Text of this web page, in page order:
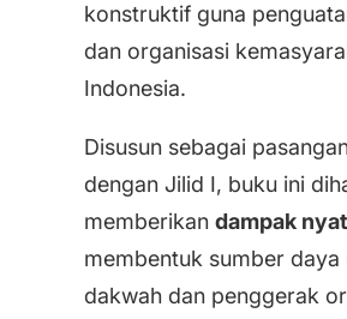
konstruktif guna
dan organisasi
Indonesia.
Disusun sebagai
dengan Jilid I, buku ini
memberikan dampak
membentuk sumber daya
dakwah dan penggerak